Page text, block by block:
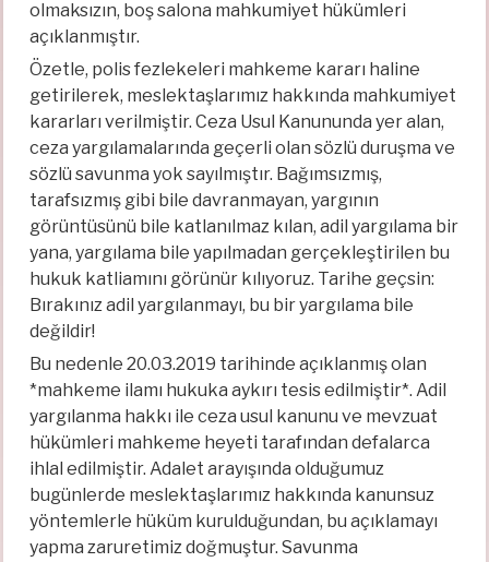
olmaksızın, boş salona mahkumiyet hükümleri
açıklanmıştır.
Özetle, polis fezlekeleri mahkeme kararı haline
getirilerek, meslektaşlarımız hakkında mahkumiyet
kararları verilmiştir. Ceza Usul Kanununda yer alan,
ceza yargılamalarında geçerli olan sözlü duruşma ve
sözlü savunma yok sayılmıştır. Bağımsızmış,
tarafsızmış gibi bile davranmayan, yargının
görüntüsünü bile katlanılmaz kılan, adil yargılama bir
yana, yargılama bile yapılmadan gerçekleştirilen bu
hukuk katliamını görünür kılıyoruz. Tarihe geçsin:
Bırakınız adil yargılanmayı, bu bir yargılama bile
değildir!
Bu nedenle 20.03.2019 tarihinde açıklanmış olan
*mahkeme ilamı hukuka aykırı tesis edilmiştir*. Adil
yargılanma hakkı ile ceza usul kanunu ve mevzuat
hükümleri mahkeme heyeti tarafından defalarca
ihlal edilmiştir. Adalet arayışında olduğumuz
bugünlerde meslektaşlarımız hakkında kanunsuz
yöntemlerle hüküm kurulduğundan, bu açıklamayı
yapma zaruretimiz doğmuştur. Savunma